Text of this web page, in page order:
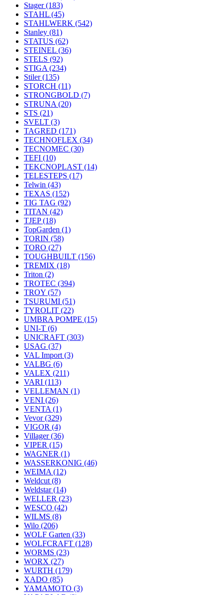
Stager(183)
STAHL (45)
STAHLWERK (542)
Stanley (81)
STATUS (62)
STEINEL (36)
STELS (92)
STIGA (234)
Stiler(135)
STORCH (11)
STRONGBOLD (7)
STRUNA (20)
STS (21)
SVELT (3)
TAGRED (171)
TECHNOFLEX (34)
TECNOMEC (30)
TEFI (10)
TEKCNOPLAST (14)
TELESTEPS (17)
Telwin (43)
TEXAS (152)
TIG TAG (92)
TITAN (42)
TJEP(18)
TopGarden (1)
TORIN (58)
TORO (27)
TOUGHBUILT (156)
TREMIX (18)
Triton (2)
TROTEC (394)
TROY (57)
TSURUMI (51)
TYROLIT (22)
UMBRA POMPE (15)
UNI-T (6)
UNICRAFT (303)
USAG (37)
VAL Import (3)
VALBG (6)
VALEX (211)
VARI (113)
VELLEMAN (1)
VENI (26)
VENTA (1)
Vevor(329)
VIGOR (4)
Villager(36)
VIPER (15)
WAGNER (1)
WASSERKONIG (46)
WEIMA (12)
Weldcut (8)
Weldstar(14)
WELLER (23)
WESCO (42)
WILMS (8)
Wilo (206)
WOLF Garten (33)
WOLFCRAFT (128)
WORMS (23)
WORX (27)
WURTH (179)
XADO (85)
YAMAMOTO (3)